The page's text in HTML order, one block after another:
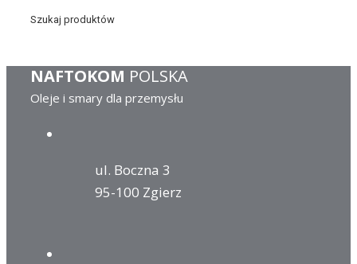
Szukaj produktów
NAFTOKOM POLSKA
Oleje i smary dla przemysłu
ul. Boczna 3
95-100 Zgierz